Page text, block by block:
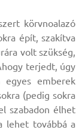
körvnoalazó
épít, szakítva
volt szükség,
terjedt, úgy
emberek
(pedig sokra
szabadon élhet
lehet továbbá a